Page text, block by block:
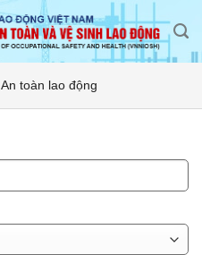
An toàn lao động